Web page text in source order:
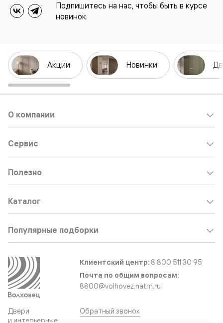
Подпишитесь на нас, чтобы быть в курсе
новинок.
Акции Новинки
Двери
и интерьерные
О компании
Сервис
Полезно
Каталог
Популярные подборки
Клиентский центр: 8 800 511 30 95
Почта по общим вопросам:
8800@volhovez.natm.ru
Обратный звонок